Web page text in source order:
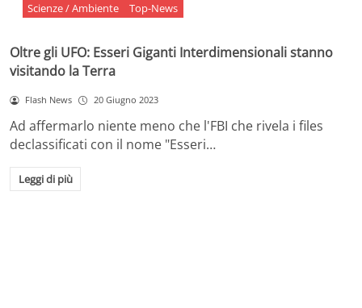
Scienze / Ambiente Top-News
Oltre gli UFO: Esseri Giganti Interdimensionali stanno
visitando la Terra
Flash News 20 Giugno 2023
Ad affermarlo niente meno che l'FBI che rivela i files
declassificati con il nome "Esseri…
Leggi di più